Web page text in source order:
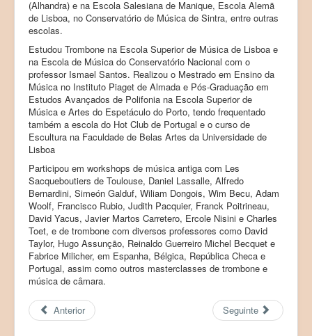
(Alhandra) e na Escola Salesiana de Manique, Escola Alemã
de Lisboa, no Conservatório de Música de Sintra, entre outras
escolas.
Estudou Trombone na Escola Superior de Música de Lisboa e
na Escola de Música do Conservatório Nacional com o
professor Ismael Santos. Realizou o Mestrado em Ensino da
Música no Instituto Piaget de Almada e Pós-Graduação em
Estudos Avançados de Polifonia na Escola Superior de
Música e Artes do Espetáculo do Porto, tendo frequentado
também a escola do Hot Club de Portugal e o curso de
Escultura na Faculdade de Belas Artes da Universidade de
Lisboa
Participou em workshops de música antiga com Les
Sacqueboutiers de Toulouse, Daniel Lassalle, Alfredo
Bernardini, Simeón Galduf, Wiliam Dongois, Wim Becu, Adam
Woolf, Francisco Rubio, Judith Pacquier, Franck Poitrineau,
David Yacus, Javier Martos Carretero, Ercole Nisini e Charles
Toet, e de trombone com diversos professores como David
Taylor, Hugo Assunção, Reinaldo Guerreiro Michel Becquet e
Fabrice Milicher, em Espanha, Bélgica, República Checa e
Portugal, assim como outros masterclasses de trombone e
música de câmara.
Anterior Seguinte